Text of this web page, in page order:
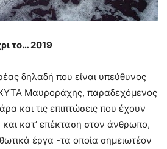
το… 2019
δηλαδή που είναι υπεύθυνος
ΧΥΤΑ Μαυροράχης, παραδεχόμενος
και τις επιπτώσεις που έχουν
κατ’ επέκταση στον άνθρωπο,
έργα -τα οποία σημειωτέον